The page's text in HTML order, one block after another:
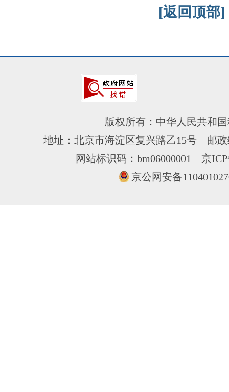
[返回顶部]
版权所有：中华人民共和
地址：北京市海淀区复兴路乙15号 邮
网站标识码：bm06000001 京
京公网安备